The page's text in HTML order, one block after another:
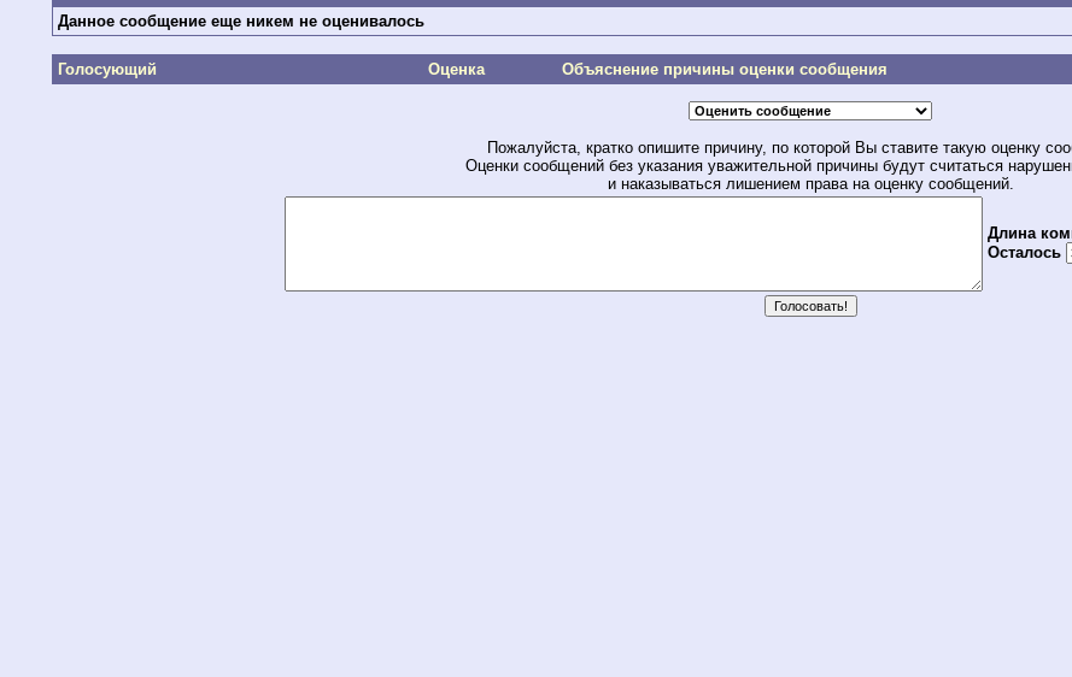
Данное сообщение еще никем не оценивалось
Голосующий Оценка Объяснение причины оценки сообщения
Пожалуйста, кратко опишите причину, по которой Вы ставите такую оценку
Оценки сообщений без указания уважительной причины будут считаться
и наказываться лишением права на оценку сообщений.
Длина
Осталось